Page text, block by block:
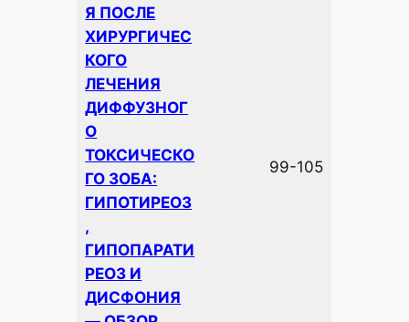
Я ПОСЛЕ
ХИРУРГИЧЕС
КОГО
ЛЕЧЕНИЯ
ДИФФУЗНОГ
О
ТОКСИЧЕСКО
ГО ЗОБА:
ГИПОТИРЕОЗ
,
ГИПОПАРАТИ
РЕОЗ И
ДИСФОНИЯ
99-105